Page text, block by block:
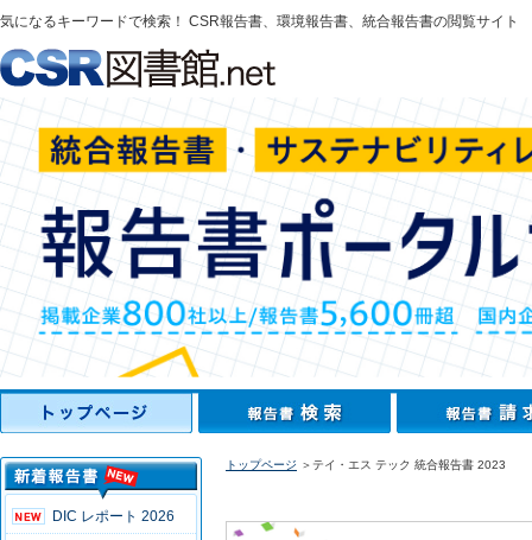
気になるキーワードで検索！ CSR報告書、環境報告書、統合報告書の閲覧サイト
DIC レポート 2026
トップページ ＞テイ・エス テック 統合報告書 2023